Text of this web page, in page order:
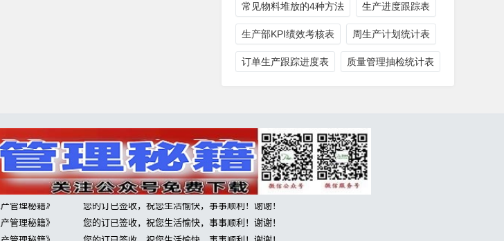
常见物料堆放的4种方法 生产进度跟踪表
生产部KPI绩效考核表 周生产计划统计表
订单生产跟踪进度表 质量管理抽检统计表